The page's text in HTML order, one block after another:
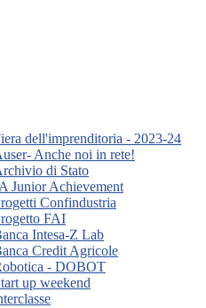
dell'imprenditoria - 2023-24
Anche noi in rete!
di Stato
Junior Achievement
Confindustria
FAI
Intesa-Z Lab
Credit Agricole
- DOBOT
up weekend